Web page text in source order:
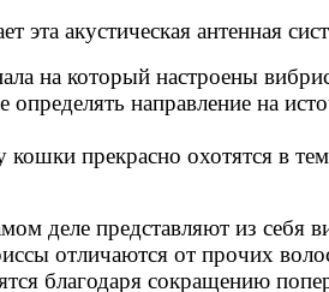
эта акустическая антенная
на который настроены
направление на
прекрасно охотятся в
деле представляют из себя
отличаются от прочих
благодаря сокращению